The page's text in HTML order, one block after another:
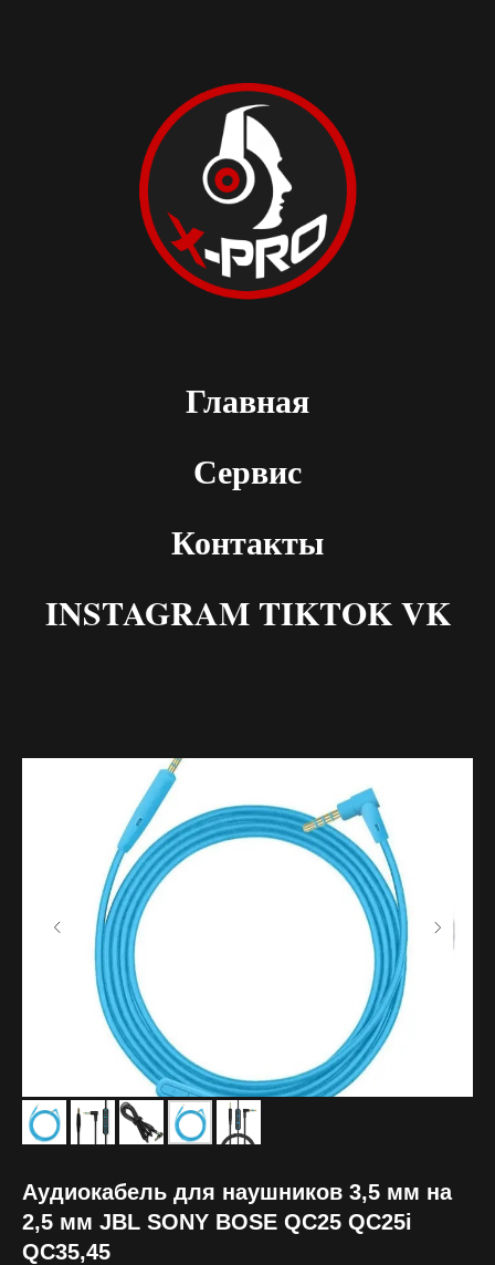
Главная
Сервис
Контакты
INSTAGRAM TIKTOK VK
Аудиокабель для наушников 3,5 мм на
2,5 мм JBL SONY BOSE QC25 QC25i
QC35,45